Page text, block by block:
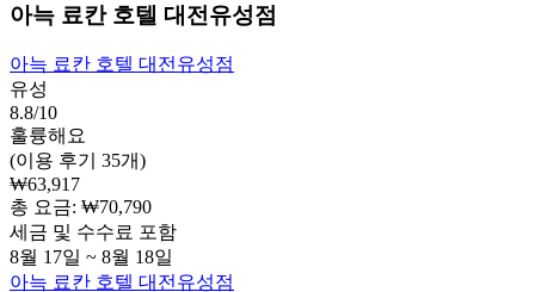
아늑 료칸 호텔 대전유성점
아늑 료칸 호텔 대전유성점
유성
8.8/10
훌륭해요
(이용 후기 35개)
₩63,917
총 요금: ₩70,790
세금 및 수수료 포함
8월 17일 ~ 8월 18일
아늑 료칸 호텔 대전유성점